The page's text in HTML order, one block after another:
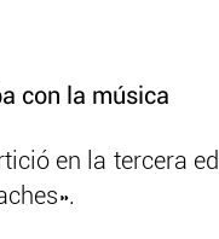
con la música
en la tercera